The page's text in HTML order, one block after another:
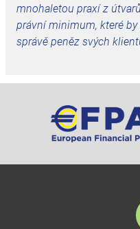
mnohaletou praxí z
právní minimum, které
správě peněz svých